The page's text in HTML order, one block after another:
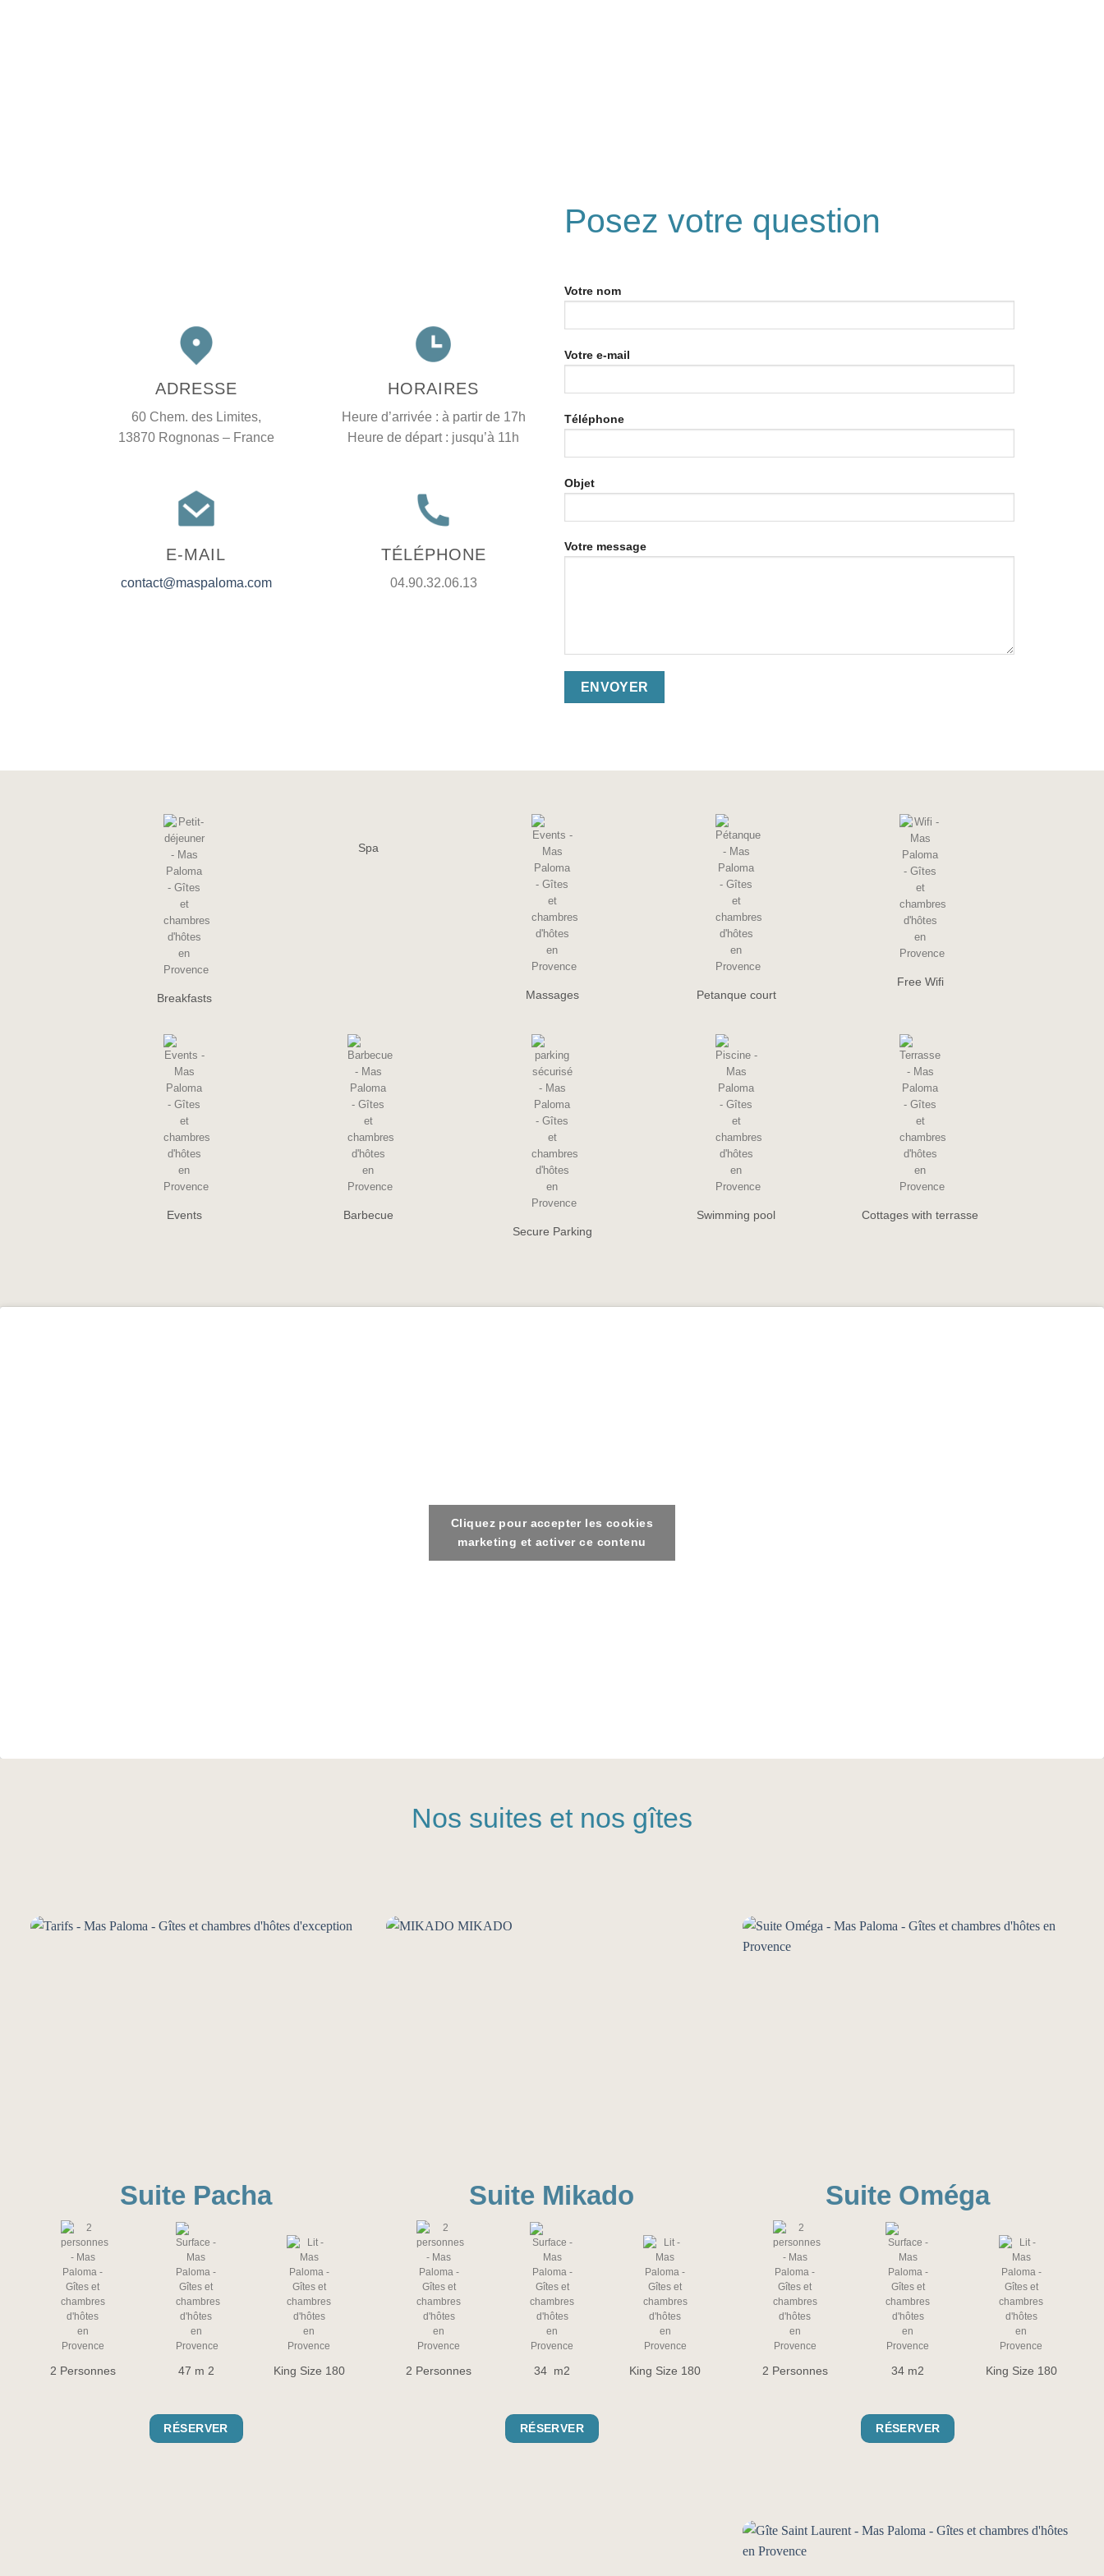
ADRESSE
60 Chem. des Limites,
13870 Rognonas – France
HORAIRES
Heure d’arrivée : à partir de 17h
Heure de départ : jusqu’à 11h
E-MAIL
contact@maspaloma.com
TÉLÉPHONE
04.90.32.06.13
Posez votre question
Votre nom
Votre e-mail
Téléphone
Objet
Votre message
Breakfasts
Spa
Massages Petanque court
Free Wifi
Events
Barbecue
Secure Parking
Swimming pool Cottages with terrasse
Cliquez pour accepter les cookies
marketing et activer ce contenu
Nos suites et nos gîtes
Suite Pacha
2 Personnes 47 m 2 King Size 180
RÉSERVER
Suite Mikado
2 Personnes 34 m2 King Size 180
RÉSERVER
Suite Oméga
2 Personnes 34 m2 King Size 180
RÉSERVER